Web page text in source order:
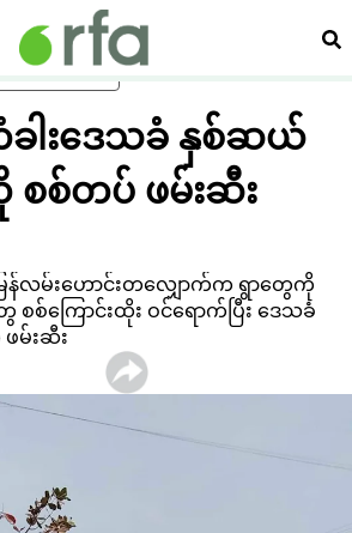
ကျော်ရန် ရှာ
ါးဒေသခံ နှစ်ဆယ်
စစ်တပ် ဖမ်းဆီး
ြန်လမ်းဟောင်းတလျှောက်က ရွာတွေကို
စ်ကြောင်းထိုး ဝင်ရောက်ပြီး ဒေသခံ
မ်းဆီး